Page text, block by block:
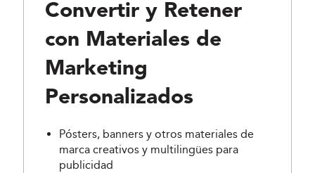
Convertir y Retener
con Materiales de
Marketing
Personalizados
Pósters, banners y otros materiales de
marca creativos y multilingües para
publicidad